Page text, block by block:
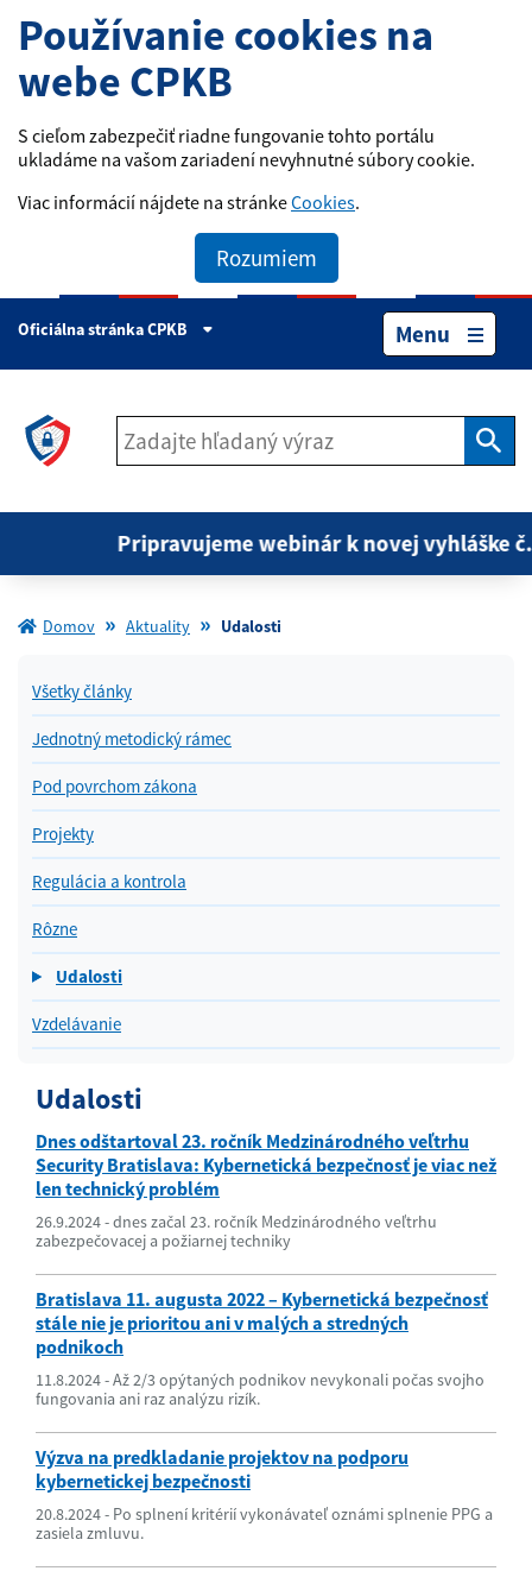
Používanie cookies na
webe CPKB
S cieľom zabezpečiť riadne fungovanie tohto portálu
ukladáme na vašom zariadení nevyhnutné súbory cookie.
Viac informácií nájdete na stránkeCookies.
Rozumiem
Oficiálna stránka CPKB Menu
Pripravujeme webinár k novej vyhláške
Domov Aktuality Udalosti
Všetky články
Jednotný metodický rámec
Pod povrchom zákona
Projekty
Regulácia a kontrola
Rôzne
Udalosti
Vzdelávanie
Udalosti
Dnes odštartoval 23. ročník Medzinárodného veľtrhu
Security Bratislava: Kybernetická bezpečnosť je viac než
len technický problém
26.9.2024 - dnes začal 23. ročník Medzinárodného veľtrhu
zabezpečovacej a požiarnej techniky
Bratislava 11. augusta 2022 – Kybernetická bezpečnosť
stále nie je prioritou ani v malých a stredných
podnikoch
11.8.2024 - Až 2/3 opýtaných podnikov nevykonali počas svojho
fungovania ani raz analýzu rizík.
Výzva na predkladanie projektov na podporu
kybernetickej bezpečnosti
20.8.2024 - Po splnení kritérií vykonávateľ oznámi splnenie PPG a
zasiela zmluvu.